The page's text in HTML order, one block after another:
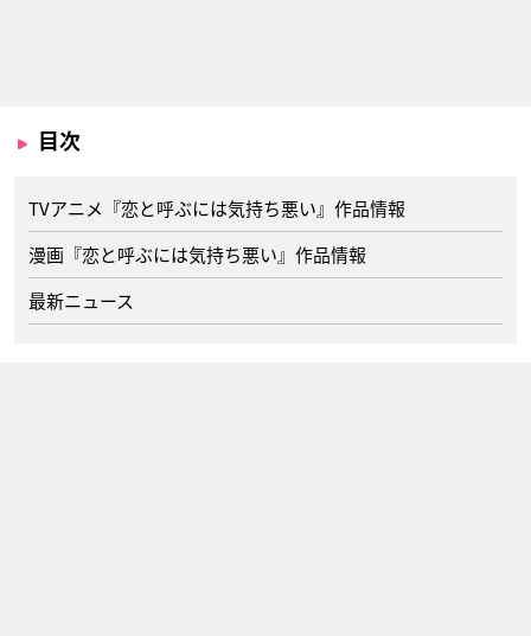
目次
TVアニメ『恋と呼ぶには気持ち悪い』作品情報
漫画『恋と呼ぶには気持ち悪い』作品情報
最新ニュース